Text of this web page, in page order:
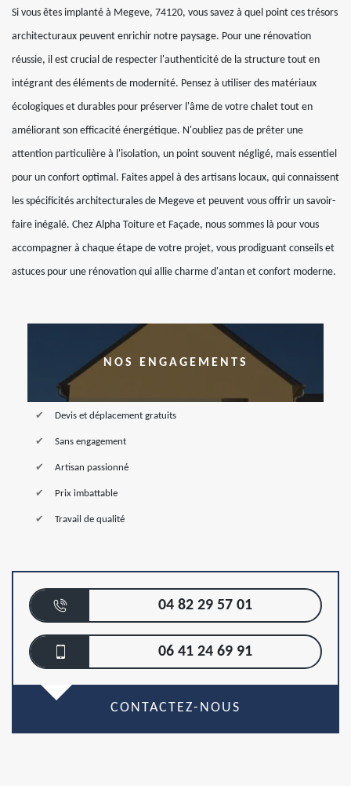
Si vous êtes implanté à Megeve, 74120, vous savez à quel point ces trésors
architecturaux peuvent enrichir notre paysage. Pour une rénovation
réussie, il est crucial de respecter l'authenticité de la structure tout en
intégrant des éléments de modernité. Pensez à utiliser des matériaux
écologiques et durables pour préserver l'âme de votre chalet tout en
améliorant son efficacité énergétique. N'oubliez pas de prêter une
attention particulière à l'isolation, un point souvent négligé, mais essentiel
pour un confort optimal. Faites appel à des artisans locaux, qui connaissent
les spécificités architecturales de Megeve et peuvent vous offrir un savoir-
faire inégalé. Chez Alpha Toiture et Façade, nous sommes là pour vous
accompagner à chaque étape de votre projet, vous prodiguant conseils et
astuces pour une rénovation qui allie charme d'antan et confort moderne.
NOS ENGAGEMENTS
Devis et déplacement gratuits
Sans engagement
Artisan passionné
Prix imbattable
Travail de qualité
04 82 29 57 01
06 41 24 69 91
CONTACTEZ-NOUS